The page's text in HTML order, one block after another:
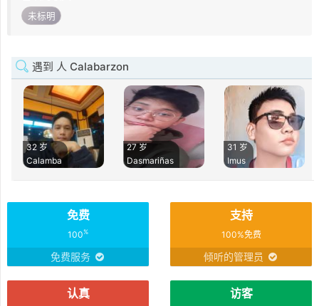
未标明
遇到 人 Calabarzon
32 岁
Calamba
27 岁
Dasmariñas
31 岁
Imus
免费
100%
免费服务
支持
100%免费
倾听的管理员
认真 访客